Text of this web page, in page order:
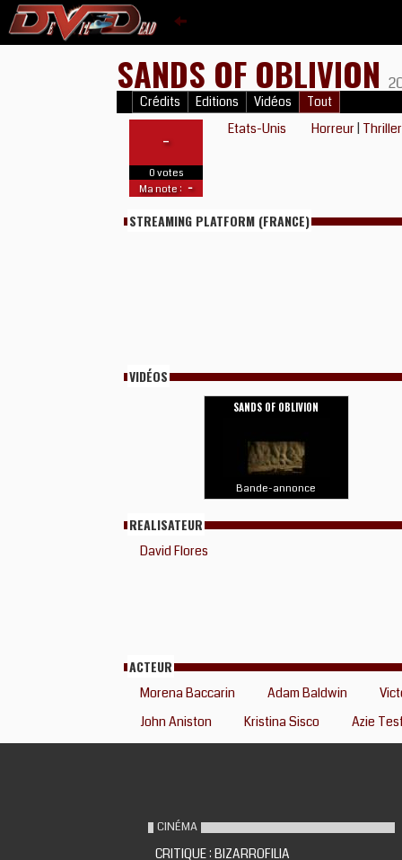
SANDS OF OBLIVION
Crédits Editions Vidéos Tout
-
0 votes
Ma note : -
Etats-Unis Horreur Thriller
STREAMING PLATFORM (FRANCE)
VIDÉOS
SANDS OF OBLIVION
Bande-annonce
REALISATEUR
David Flores
ACTEUR
Morena Baccarin Adam Baldwin
John Aniston
Kristina Sisco Azie
CINÉMA
CRITIQUE : BIZARROFILIA